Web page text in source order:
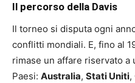
Il percorso della Davis
Il torneo si disputa ogni
conflitti mondiali. E, fino al
rimase un affare riservato
Paesi: Australia, Stati Uniti,